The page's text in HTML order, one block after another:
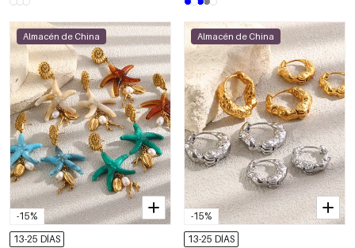
-15%
Almacén de China
13-25 DÍAS
-15%
Almacén de China
13-25 DÍAS